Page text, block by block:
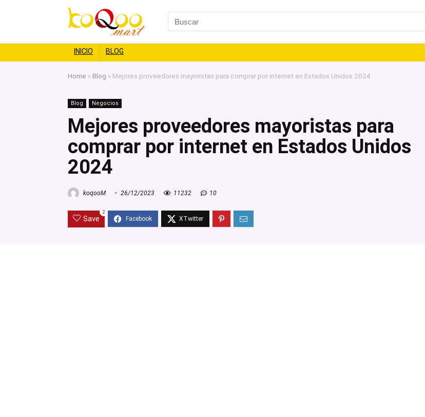
INICIO BLOG
Home » Blog » Mejores proveedores mayoristas para comprar por internet en Estados Unidos 2024
Blog Negocios
Mejores proveedores mayoristas para
comprar por internet en Estados Unidos
2024
koqooM 26/12/2023 11232 10
Save
2